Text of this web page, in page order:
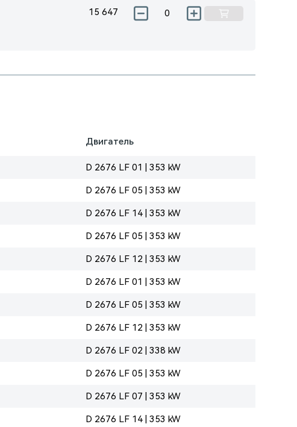
15 647
Двигатель
D 2676 LF 01 | 353 kW
D 2676 LF 05 | 353 kW
D 2676 LF 14 | 353 kW
D 2676 LF 05 | 353 kW
D 2676 LF 12 | 353 kW
D 2676 LF 01 | 353 kW
D 2676 LF 05 | 353 kW
D 2676 LF 12 | 353 kW
D 2676 LF 02 | 338 kW
D 2676 LF 05 | 353 kW
D 2676 LF 07 | 353 kW
D 2676 LF 14 | 353 kW